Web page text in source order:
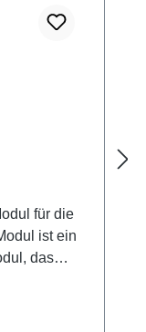
für die
ist ein
das